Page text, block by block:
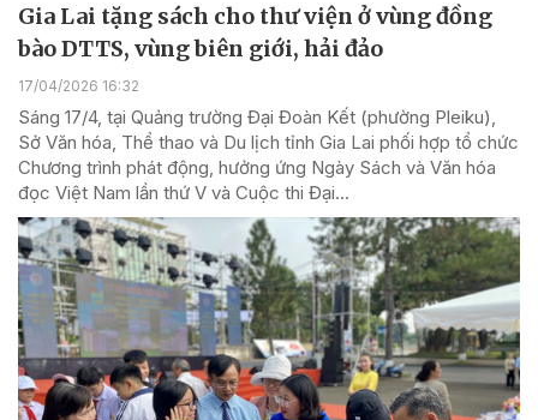
Gia Lai tặng sách cho thư viện ở vùng đồng
bào DTTS, vùng biên giới, hải đảo
17/04/2026 16:32
Sáng 17/4, tại Quảng trường Đại Đoàn Kết (phường Pleiku),
Sở Văn hóa, Thể thao và Du lịch tỉnh Gia Lai phối hợp tổ chức
Chương trình phát động, hưởng ứng Ngày Sách và Văn hóa
đọc Việt Nam lần thứ V và Cuộc thi Đại...